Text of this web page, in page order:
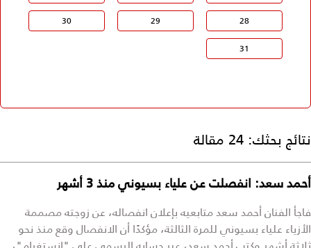
28
29
30
31
نتائج بحثك: 24 مقالة
أحمد سعد: انفصلت عن علياء بسيوني منذ 3 أشهر
فاجأ الفنان أحمد سعد متابعيه بإعلان انفصاله، عن زوجته مصممة
الأزياء علياء بسيوني للمرة الثالثة، مؤكدًا أن الانفصال وقع منذ نحو